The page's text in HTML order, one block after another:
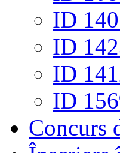
ID
ID
ID
ID
Concurs